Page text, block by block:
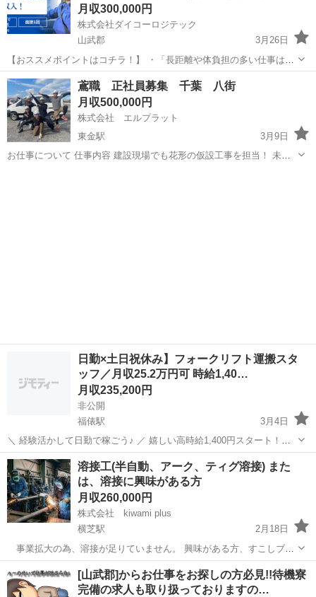
月収300,000円
株式会社ダイコーロジテック
山武郡
3月26日
【おススメポイントはコチラ！】 ・「長距離や体負担の多い仕事は年
齢的にもう大変...」 ・「日勤のみで働きたい！」 ・「子育て中なので
決まった時間で働きたい！」 そんな思いを持つ方にぴったりです！ ＝
＝...
千葉 山武郡 ドライバー 情報
鳶職 正社員募集 千葉 八街
月収500,000円
株式会社 エルプラット
東金駅
3月9日
お仕事について 仕事内容 建設現場でも花形の仮設工事を担当！ 未経
日勤×土日祝休み】フォークリフト運搬スタ
ッフ／月収25.2万円可 時給1,40…
月収235,200円
非公開
福俵駅
3月4日
＼ 経験活かして日勤で稼ごう♪ ／ 嬉しい高時給1,400円スタート！！
「フォークリフト運搬のお仕事」 残業少なめでも・・・、 【月収25.2
万円以上可能】 日勤固定＆土日祝休みで プライベートも充実できる職
場...
千葉 山武郡 福俵駅 工場 情報
溶接工(半自動、アーク、ティグ溶接) また
は、溶接に興味がある方
月収260,000円
株式会社 kiwami plus
横芝駅
2月18日
事業拡大の為、溶接が足りていません。 興味がある方、すこしブラ
ンクがあるが、またやってみようかなー。なんて思っている方。ご連
絡御待ちしています！ 画像はイメージです。
横芝駅 その他 製缶
[山武郡]からお仕事をお探しの方必見!!待機寮
完備の求人も取り扱っておりますの…